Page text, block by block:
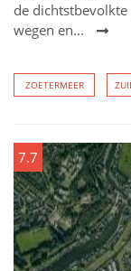
de
wegen en...
ZOETERMEER
7.7